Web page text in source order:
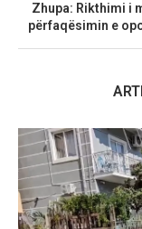
Zhupa: Rikthimi i
përfaqësimin e